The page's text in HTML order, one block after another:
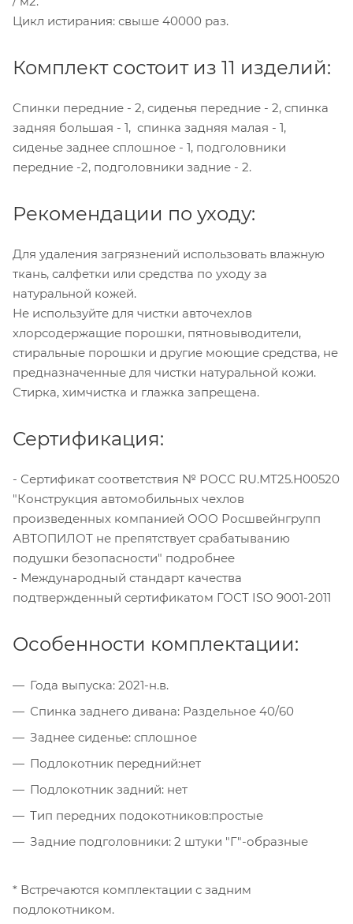
Цикл истирания: свыше 40000 раз.
Комплект состоит из 11 изделий:
Cпинки передние - 2, сиденья передние - 2, спинка
задняя большая - 1, спинка задняя малая - 1,
сиденье заднее сплошное - 1, подголовники
передние -2, подголовники задние - 2.
Рекомендации по уходу:
Для удаления загрязнений использовать влажную
ткань, салфетки или средства по уходу за
натуральной кожей.
Не используйте для чистки авточехлов
хлорсодержащие порошки, пятновыводители,
стиральные порошки и другие моющие средства, не
предназначенные для чистки натуральной кожи.
Стирка, химчистка и глажка запрещена.
Сертификация:
- Сертификат соответствия № РОСС RU.МТ25.Н00520
"Конструкция автомобильных чехлов
произведенных компанией ООО Росшвейнгрупп
АВТОПИЛОТ не препятствует срабатыванию
подушки безопасности" подробнее
- Международный стандарт качества
подтвержденный сертификатом ГОСТ ISO 9001-2011
Особенности комплектации:
Года выпуска: 2021-н.в.
Спинка заднего дивана: Раздельное 40/60
Заднее сиденье: сплошное
Подлокотник передний:нет
Подлокотник задний: нет
Тип передних подокотников:простые
Задние подголовники: 2 штуки "Г"-образные
* Встречаются комплектации с задним
подлокотником.